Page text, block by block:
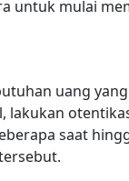
untuk mulai
uang
lakukan
saat